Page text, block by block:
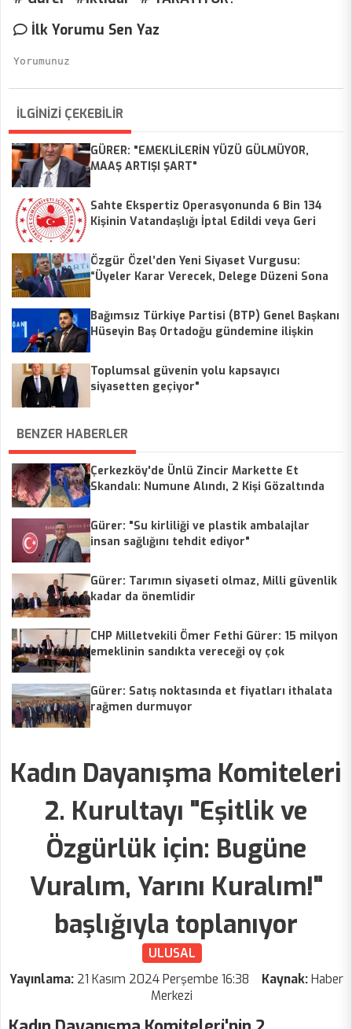
İlk Yorumu Sen Yaz
İLGİNİZİ ÇEKEBİLİR
GÜRER: "EMEKLİLERİN YÜZÜ GÜLMÜYOR,
MAAŞ ARTIŞI ŞART"
Sahte Ekspertiz Operasyonunda 6 Bin 134
Kişinin Vatandaşlığı İptal Edildi veya Geri
Özgür Özel’den Yeni Siyaset Vurgusu:
“Üyeler Karar Verecek, Delege Düzeni Sona
Bağımsız Türkiye Partisi (BTP) Genel Başkanı
Hüseyin Baş Ortadoğu gündemine ilişkin
Toplumsal güvenin yolu kapsayıcı
siyasetten geçiyor"
BENZER HABERLER
Çerkezköy'de Ünlü Zincir Markette Et
Skandalı: Numune Alındı, 2 Kişi Gözaltında
Gürer: "Su kirliliği ve plastik ambalajlar
insan sağlığını tehdit ediyor"
Gürer: Tarımın siyaseti olmaz, Milli güvenlik
kadar da önemlidir
CHP Milletvekili Ömer Fethi Gürer: 15 milyon
emeklinin sandıkta vereceği oy çok
Gürer: Satış noktasında et fiyatları ithalata
rağmen durmuyor
Kadın Dayanışma Komiteleri
2. Kurultayı "Eşitlik ve
Özgürlük için: Bugüne
Vuralım, Yarını Kuralım!"
başlığıyla toplanıyor
ULUSAL
Yayınlama: 21 Kasım 2024 Perşembe 16:38 Kaynak: Haber
Merkezi